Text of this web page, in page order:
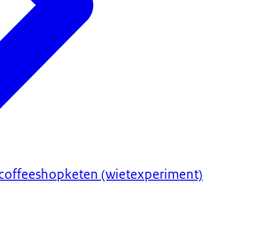
(wietexperiment)